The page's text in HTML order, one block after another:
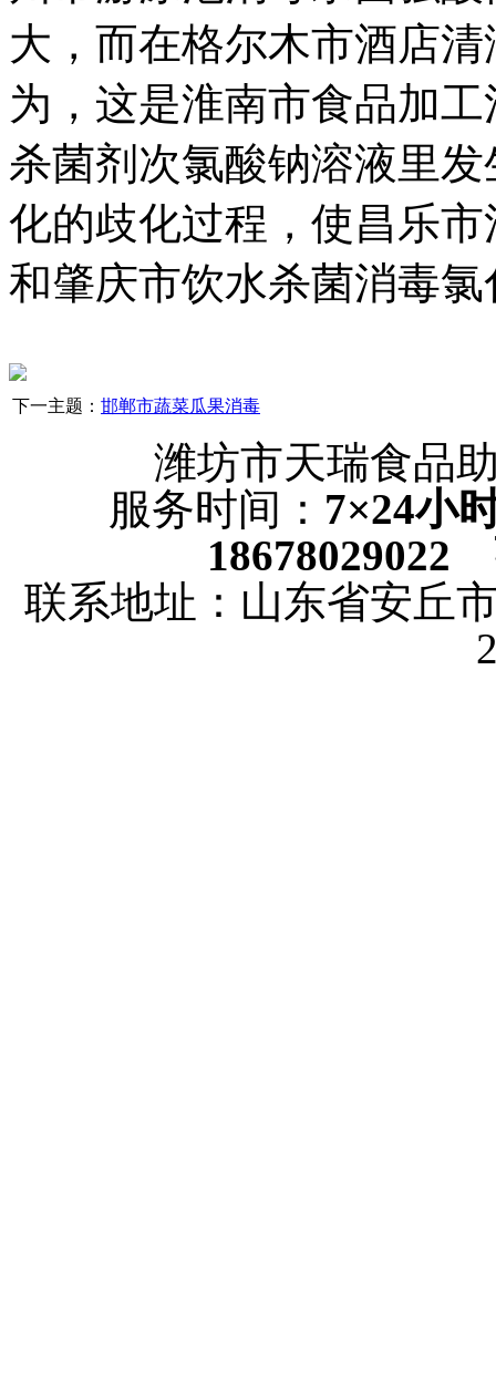
大，而在格尔木市酒店清
为，这是淮南市食品加工
杀菌剂 次氯酸钠溶液里发
化的歧化过程，使昌乐
和肇庆市饮水杀菌消毒氯
下一主题： 邯郸市蔬菜瓜果消毒
潍坊市天瑞食品
服务时间： 7×24
18678029022
联系地址：山东省安丘